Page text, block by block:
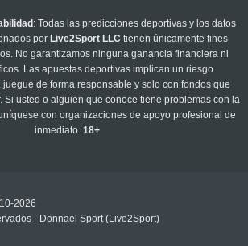
: Todas las predicciones deportivas y los datos
por Live2Sport LLC tienen únicamente fines
No garantizamos ninguna ganancia financiera ni
Las apuestas deportivas implican un riesgo
juegue de forma responsable y solo con fondos que
Si usted o alguien que conoce tiene problemas con la
con organizaciones de apoyo profesional de
inmediato.18+
2026
- Donnael Sport (Live2Sport)